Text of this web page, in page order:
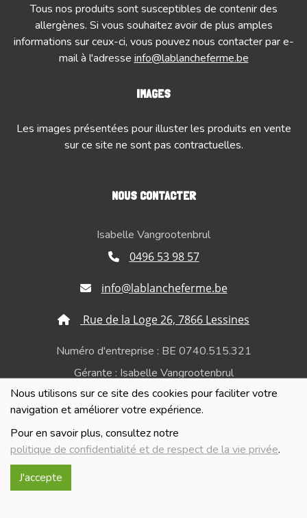
Nous utilisons sur ce site des cookies pour faciliter votre
navigation et améliorer votre expérience.
Pour en savoir plus, consultez notre
politique de confidentialité et de respect de la vie privée.
J'accepte
Tous nos produits sont susceptibles de contenir des
allergènes. Si vous souhaitez avoir de plus amples
informations sur ceux-ci, vous pouvez nous contacter par e-
mail à l'adresse info@lablancheferme.be
IMAGES
Les images présentées pour illuster les produits en vente
sur ce site ne sont pas contractuelles.
NOUS CONTACTER
Isabelle Vangrootenbrul
0496 53 98 57
info@lablancheferme.be
Rue de la Loge 26, 7866 Lessines
Numéro d'entreprise : BE 0740.515.321
Gérante : Isabelle Vangrootenbrul
Politique de confidentialité et de respect de la vie
privée